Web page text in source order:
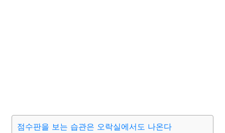
점수판을 보는 습관은 오락실에서도 나온다